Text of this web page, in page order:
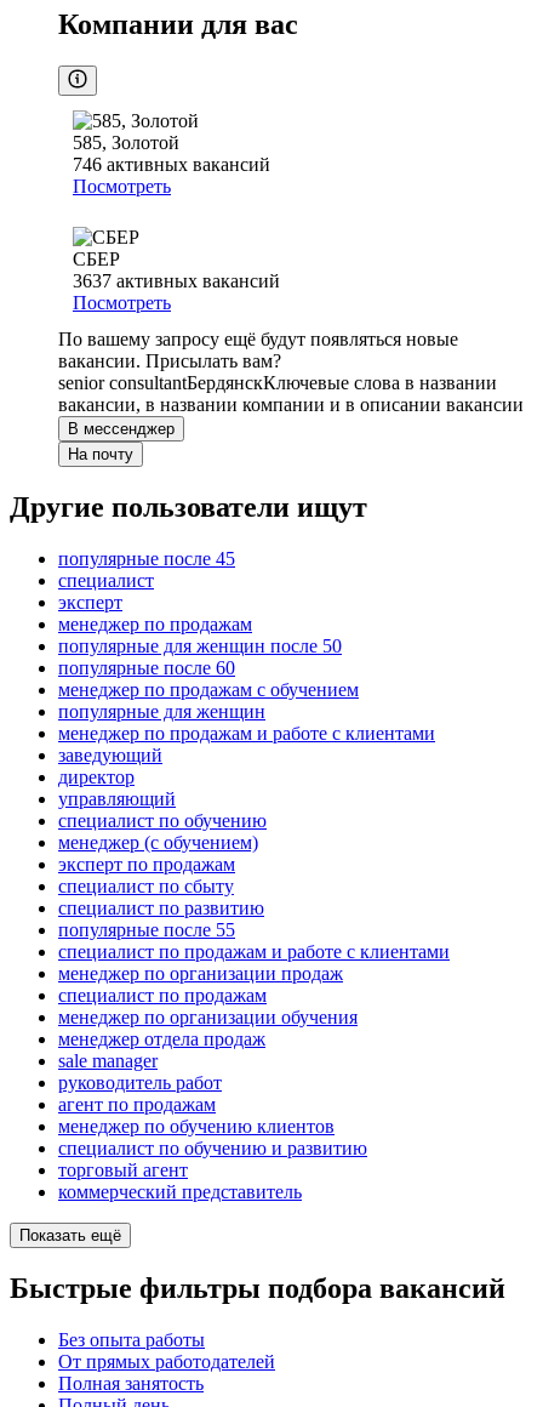
Компании для вас
585, Золотой
746 активных вакансий
Посмотреть
СБЕР
3637 активных вакансий
Посмотреть
По вашему запросу ещё будут появляться новые
вакансии. Присылать вам?
senior consultantБердянскКлючевые слова в названии
вакансии, в названии компании и в описании вакансии
В мессенджер
На почту
Другие пользователи ищут
популярные после 45
специалист
эксперт
менеджер по продажам
популярные для женщин после 50
популярные после 60
менеджер по продажам с обучением
популярные для женщин
менеджер по продажам и работе с клиентами
заведующий
директор
управляющий
специалист по обучению
менеджер (с обучением)
эксперт по продажам
специалист по сбыту
специалист по развитию
популярные после 55
специалист по продажам и работе с клиентами
менеджер по организации продаж
специалист по продажам
менеджер по организации обучения
менеджер отдела продаж
sale manager
руководитель работ
агент по продажам
менеджер по обучению клиентов
специалист по обучению и развитию
торговый агент
коммерческий представитель
Показать ещё
Быстрые фильтры подбора вакансий
Без опыта работы
От прямых работодателей
Полная занятость